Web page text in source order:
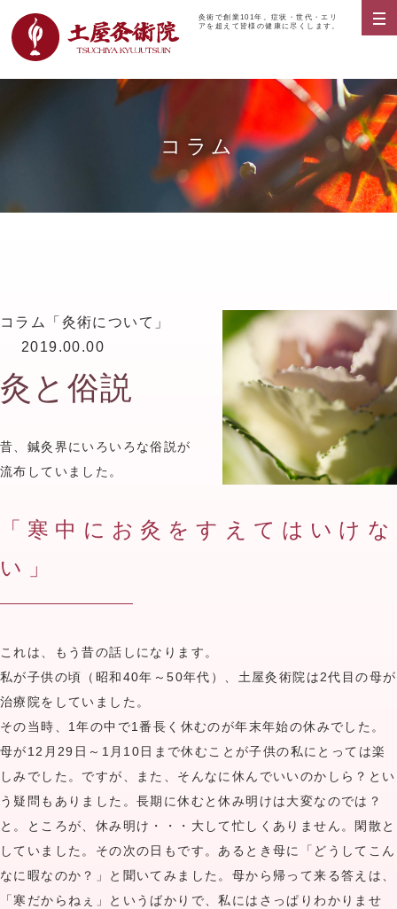
灸術で創業101年。症状・世代・エリ
アを超えて皆様の健康に尽くします。
コラム
コラム「灸術について」
2019.00.00
灸と俗説
昔、鍼灸界にいろいろな俗説が
流布していました。
「寒中にお灸をすえてはいけな
い」
これは、もう昔の話しになります。
私が子供の頃（昭和40年～50年代）、土屋灸術院は2代目の母が
治療院をしていました。
その当時、1年の中で1番長く休むのが年末年始の休みでした。
母が12月29日～1月10日まで休むことが子供の私にとっては楽
しみでした。ですが、また、そんなに休んでいいのかしら？とい
う疑問もありました。長期に休むと休み明けは大変なのでは？
と。ところが、休み明け・・・大して忙しくありません。閑散と
していました。その次の日もです。あるとき母に「どうしてこん
なに暇なのか？」と聞いてみました。母から帰って来る答えは、
「寒だからねぇ」というばかりで、私にはさっぱりわかりませ